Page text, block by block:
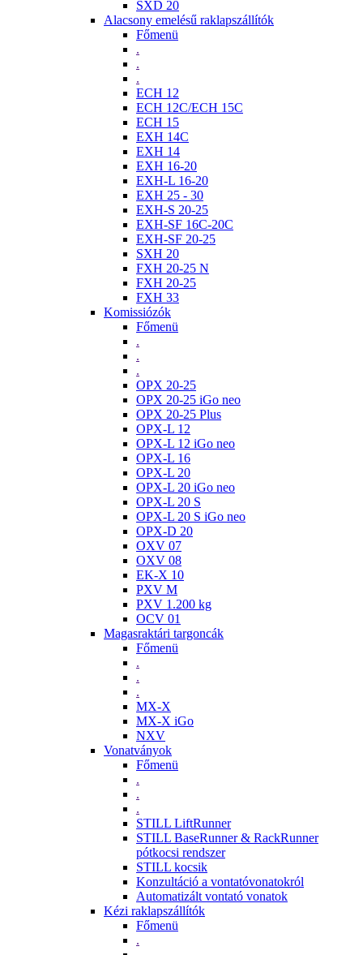
SXD 20
Alacsony emelésű raklapszállítók
Főmenü
.
.
.
ECH 12
ECH 12C/ECH 15C
ECH 15
EXH 14C
EXH 14
EXH 16-20
EXH-L 16-20
EXH 25 - 30
EXH-S 20-25
EXH-SF 16C-20C
EXH-SF 20-25
SXH 20
FXH 20-25 N
FXH 20-25
FXH 33
Komissiózók
Főmenü
.
.
.
OPX 20-25
OPX 20-25 iGo neo
OPX 20-25 Plus
OPX-L 12
OPX-L 12 iGo neo
OPX-L 16
OPX-L 20
OPX-L 20 iGo neo
OPX-L 20 S
OPX-L 20 S iGo neo
OPX-D 20
OXV 07
OXV 08
EK-X 10
PXV M
PXV 1.200 kg
OCV 01
Magasraktári targoncák
Főmenü
.
.
.
MX-X
MX-X iGo
NXV
Vonatványok
Főmenü
.
.
.
STILL LiftRunner
STILL BaseRunner & RackRunner
pótkocsi rendszer
STILL kocsik
Konzultáció a vontatóvonatokról
Automatizált vontató vonatok
Kézi raklapszállítók
Főmenü
.